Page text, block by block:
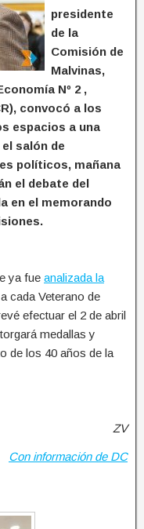
presidente
de la
Comisión de
Malvinas,
Nº 2 ,
convocó a los
espacios a una
salón de
políticos, mañana
el debate del
en el memorando
ya fue analizada la
cada Veterano de
efectuar el 2 de abril
medallas y
de los 40 años de la
ZV
Con información de DC